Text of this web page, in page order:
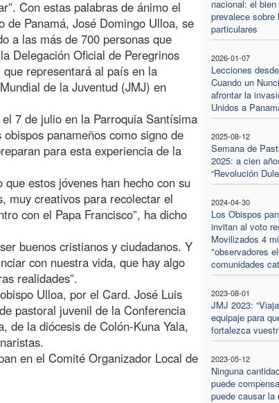
nacional: el
prevalece sobre
particulares
2026-01-07
Lecciones
Cuando un
afrontar la
Unidos a
2025-08-12
Semana de
2025: a cien
“Revolución
2024-04-30
Los Obispos
invitan al voto
Movilizados 4
"observadores
comunidades
2023-08-01
JMJ 2023:
equipaje para
fortalezca
2023-05-12
Ninguna
puede
puede causar la
Con estas palabras de ánimo el
de Panamá, José Domingo Ulloa, se
a las más de 700 personas que
Delegación Oficial de Peregrinos
que representará al país en la
de la Juventud (JMJ) en
7 de julio en la Parroquia Santísima
panameños como signo de
para esta experiencia de la
estos jóvenes han hecho con su
muy creativos para recolectar el
con el Papa Francisco”, ha dicho
buenos cristianos y ciudadanos. Y
con nuestra vida, que hay algo
realidades”.
Ulloa, por el Card. José Luis
pastoral juvenil de la Conferencia
de la diócesis de Colón-Kuna Yala,
en el Comité Organizador Local de